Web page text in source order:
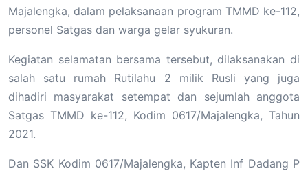
Majalengka, dalam pelaksanaan program TMMD ke-112,
personel Satgas dan warga gelar syukuran.
Kegiatan selamatan bersama tersebut, dilaksanakan di
salah satu rumah Rutilahu 2 milik Rusli yang juga
dihadiri masyarakat setempat dan sejumlah anggota
Satgas TMMD ke-112, Kodim 0617/Majalengka, Tahun
2021.
Dan SSK Kodim 0617/Majalengka, Kapten Inf Dadang P